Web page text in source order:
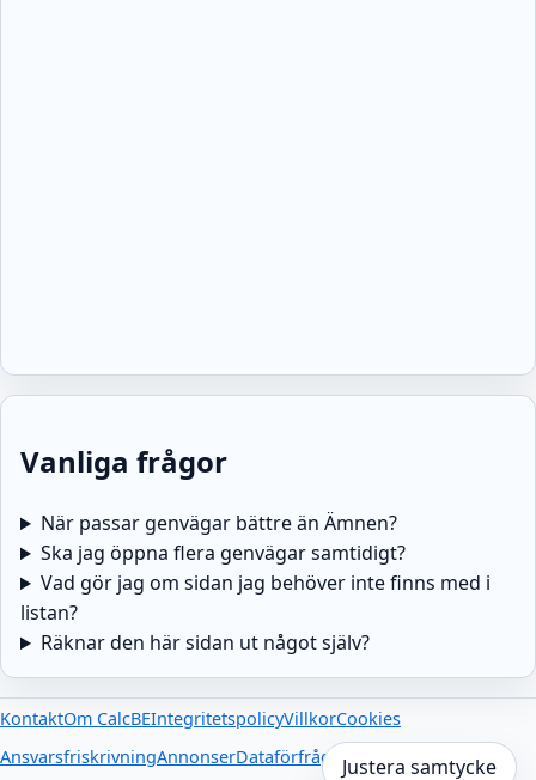
Vanliga frågor
När passar genvägar bättre än Ämnen?
Ska jag öppna flera genvägar samtidigt?
Vad gör jag om sidan jag behöver inte finns med i
listan?
Räknar den här sidan ut något själv?
KontaktOm CalcBEIntegritetspolicyVillkorCookies
AnsvarsfriskrivningAnnonserDataförfrågningar Externa länkar
Justera samtycke